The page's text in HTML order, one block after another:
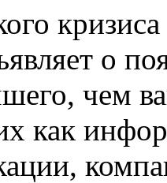
о
чем
как